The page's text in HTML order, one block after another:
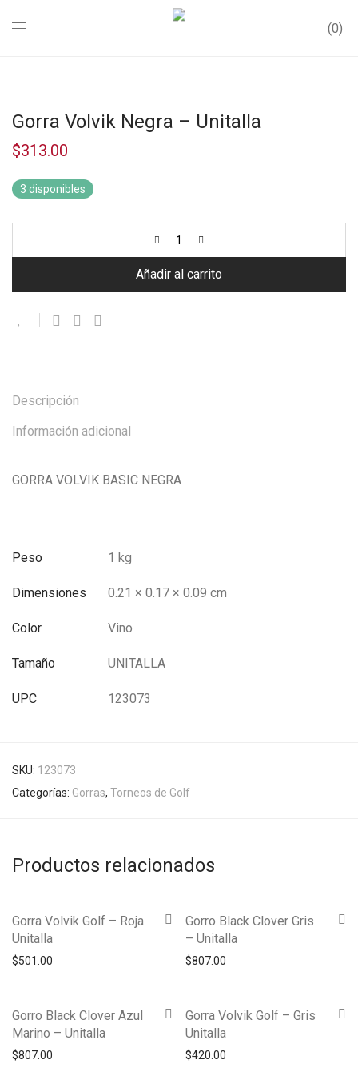
0
Gorra Volvik Negra – Unitalla
$313.00
3 disponibles
Añadir al carrito
Descripción
Información adicional
GORRA VOLVIK BASIC NEGRA
Peso 1 kg
Dimensiones 0.21 × 0.17 × 0.09 cm
Color Vino
Tamaño UNITALLA
UPC 123073
SKU: 123073
Categorías: Gorras, Torneos de Golf
Productos relacionados
Gorra Volvik Golf – Roja
Unitalla
$501.00
Gorro Black Clover Gris
– Unitalla
$807.00
Gorro Black Clover Azul
Marino – Unitalla
$807.00
Gorra Volvik Golf – Gris
Unitalla
$420.00